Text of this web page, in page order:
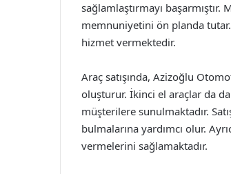
sağlamlaştırmayı
memnuniyetini ön planda
hizmet vermektedir.
Araç satışında, Azizoğlu
oluşturur. İkinci el araçlar da
müşterilere sunulmaktadır.
bulmalarına yardımcı olur.
vermelerini sağlamaktadır.